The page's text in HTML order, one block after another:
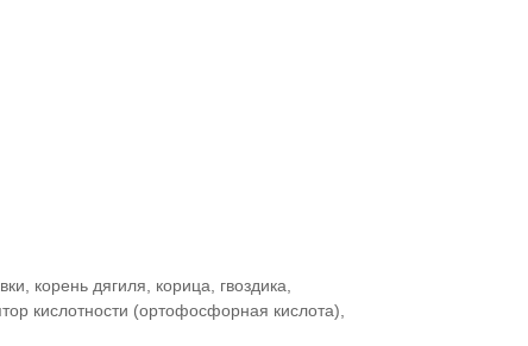
корень дягиля, корица, гвоздика,
кислотности (ортофосфорная кислота),